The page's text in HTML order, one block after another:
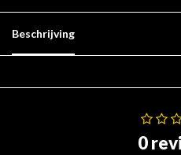
Beschrijving
0